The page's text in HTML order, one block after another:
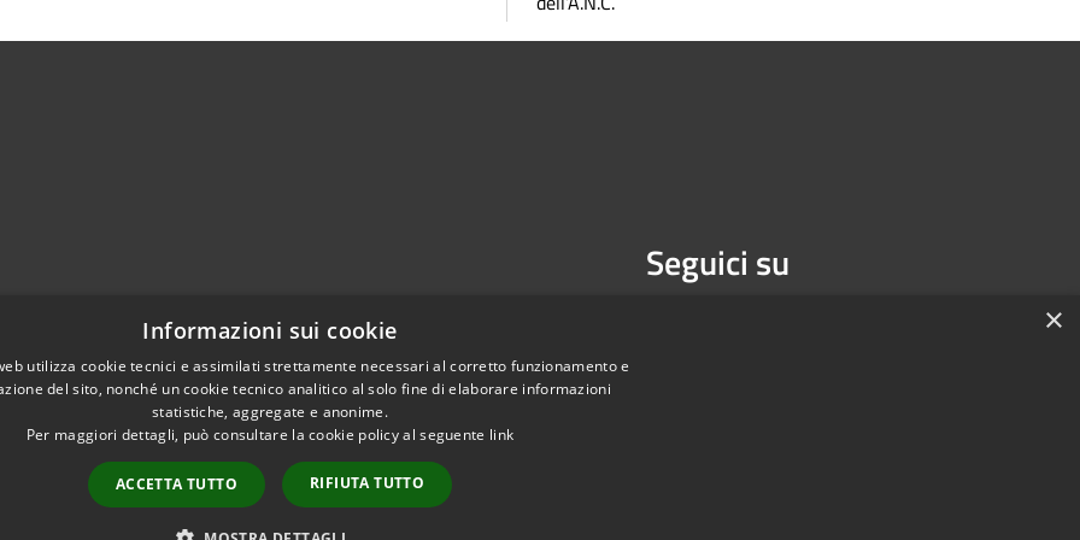
Seguici su
Area Interna
Copyright © 2026 • Comune di Melzo - Città Metropolitana di Milano • Powered by
×
Informazioni sui cookie
utilizza cookie tecnici e assimilati strettamente necessari al corretto funzionamento e
del sito, nonché un cookie tecnico analitico al solo fine di elaborare informazioni
statistiche, aggregate e anonime.
Per maggiori dettagli, può consultare la cookie policy al seguente link
ACCETTA TUTTO RIFIUTA TUTTO